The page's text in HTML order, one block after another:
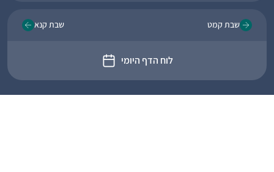
שבת קמט
לוח הדף היומי
שבת קנא